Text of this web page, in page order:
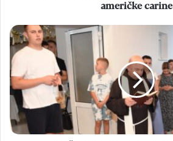
američke carine
MZ
ČERIN
Otvoren
Dom
kulture
Čerin